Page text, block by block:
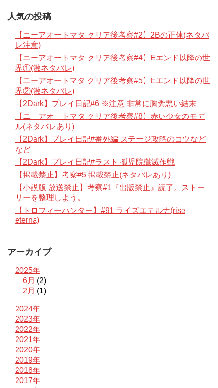
人気の投稿
【ニーアオートマタ クリア後考察#2】2Bの正体(ネタバ
レ注意)
【ニーアオートマタ クリア後考察#4】Eエンド以降の世
界①(激ネタバレ)
【ニーアオートマタ クリア後考察#5】Eエンド以降の世
界②(激ネタバレ)
【2Dark】プレイ日記#6 ※注意 非常に胸糞悪い結末
【ニーアオートマタ クリア後考察#8】赤い少女のモデ
ル(ネタバレあり)
【2Dark】プレイ日記#番外編 ステージ攻略のコツなど
など
【2Dark】プレイ日記#ラスト 孤児院殲滅作戦
【掲載禁止】考察#5 掲載禁止(ネタバレあり)
【小説版 放送禁止】考察#1『出版禁止』読了。ストー
リーを整理しよう。
【トロフィーハンター】#91 ライズエテルナ(rise
eterna)
アーカイブ
2025年
6月 (2)
2月 (1)
2024年
2023年
2022年
2021年
2020年
2019年
2018年
2017年